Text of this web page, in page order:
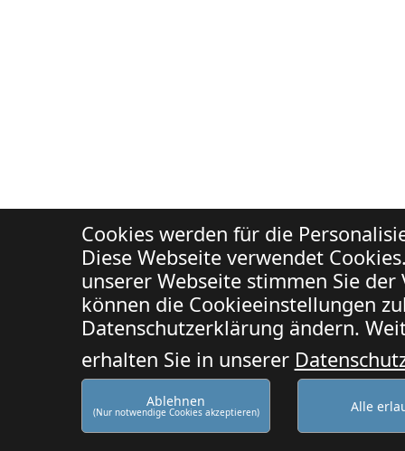
Cookies werden für die
Diese Webseite verwendet
unserer Webseite stimmen Sie
können die Cookieeinstellungen
Datenschutzerklärung ändern.
erhalten Sie in unserer
Ablehnen
(Nur notwendige Cookies akzeptieren) Alle